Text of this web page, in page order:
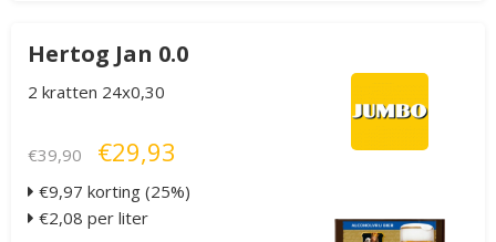
Hertog Jan 0.0
2 kratten 24x0,30
€39,90 €29,93
€9,97 korting (25%)
€2,08 per liter